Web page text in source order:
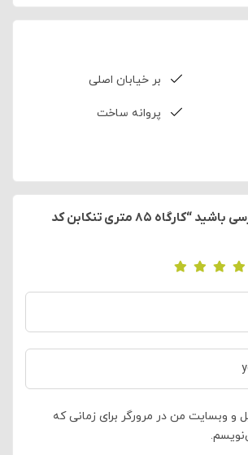
بر خیابان اصلی
پروانه ساخت
اولین نفر برای بررسی باشید “کارگاه ۸۵ متری تنکابن کد
و وبسایت من در مرورگر برای زمانی که